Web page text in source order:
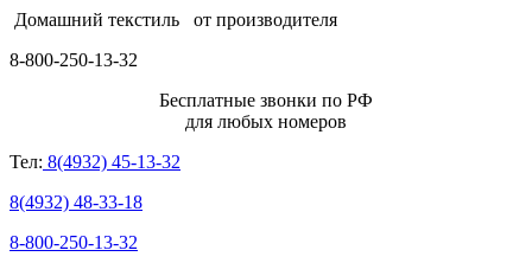
Домашний текстиль от производителя
8-800-250-13-32
Бесплатные звонки по РФ
для любых номеров
Тел: 8(4932) 45-13-32
8(4932) 48-33-18
8-800-250-13-32